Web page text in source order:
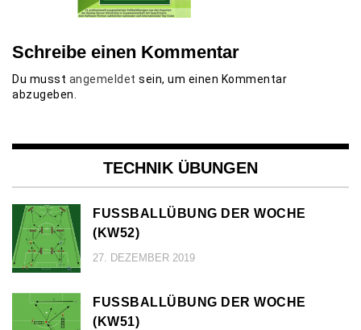
Schreibe einen Kommentar
Du musst angemeldet sein, um einen Kommentar
abzugeben.
TECHNIK ÜBUNGEN
FUSSBALLÜBUNG DER WOCHE (
KW52)
27. DEZEMBER 2019
FUSSBALLÜBUNG DER WOCHE (
KW51)